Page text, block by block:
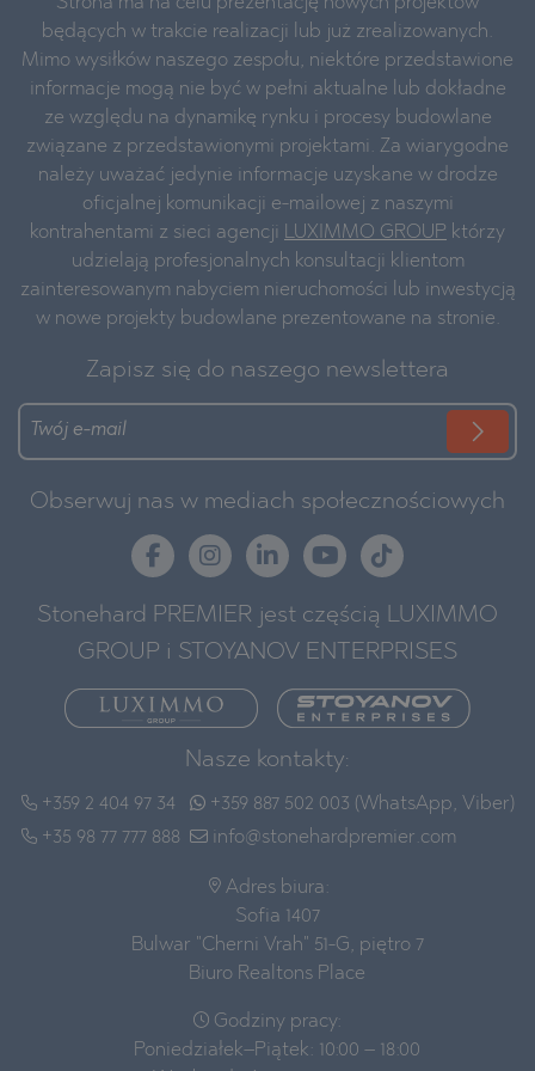
będących w trakcie realizacji lub już zrealizowanych.
Mimo wysiłków naszego zespołu, niektóre przedstawione
informacje mogą nie być w pełni aktualne lub dokładne
ze względu na dynamikę rynku i procesy budowlane
związane z przedstawionymi projektami. Za wiarygodne
należy uważać jedynie informacje uzyskane w drodze
oficjalnej komunikacji e-mailowej z naszymi
kontrahentami z sieci agencji LUXIMMO GROUP którzy
udzielają profesjonalnych konsultacji klientom
zainteresowanym nabyciem nieruchomości lub inwestycją
w nowe projekty budowlane prezentowane na stronie.
Zapisz się do naszego newslettera
Obserwuj nas w mediach społecznościowych
Stonehard PREMIER jest częścią LUXIMMO
GROUP i STOYANOV ENTERPRISES
Nasze kontakty:
+359 2 404 97 34
+35 98 77 777 888
+359 887 502 003 (WhatsApp, Viber)
info@stonehardpremier.com
Adres biura:
Sofia 1407
Bulwar "Cherni Vrah" 51-G, piętro 7
Biuro Realtons Place
Godziny pracy:
Poniedziałek–Piątek: 10:00 – 18:00